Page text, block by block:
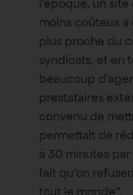
l’époque, un
moins coûteux a
plus proche du
syndicats, et en
beaucoup
prestataires
convenu de
permettait de
à 30 minutes par
fait qu’on
tout le monde”.